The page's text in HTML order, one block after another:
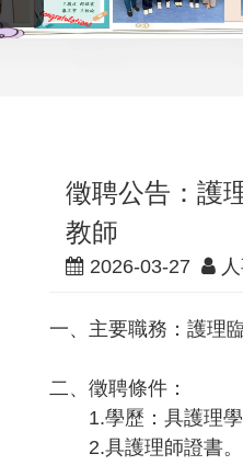
徵聘公告：護
教師
2026-03-27
一、主要職務：護理
二、徵聘條件：
1.學歷：具護理學
2.具護理師證書。